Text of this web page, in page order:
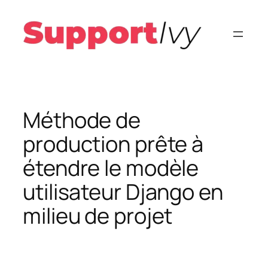
contenu
Méthode de
production prête à
étendre le modèle
utilisateur Django en
milieu de projet